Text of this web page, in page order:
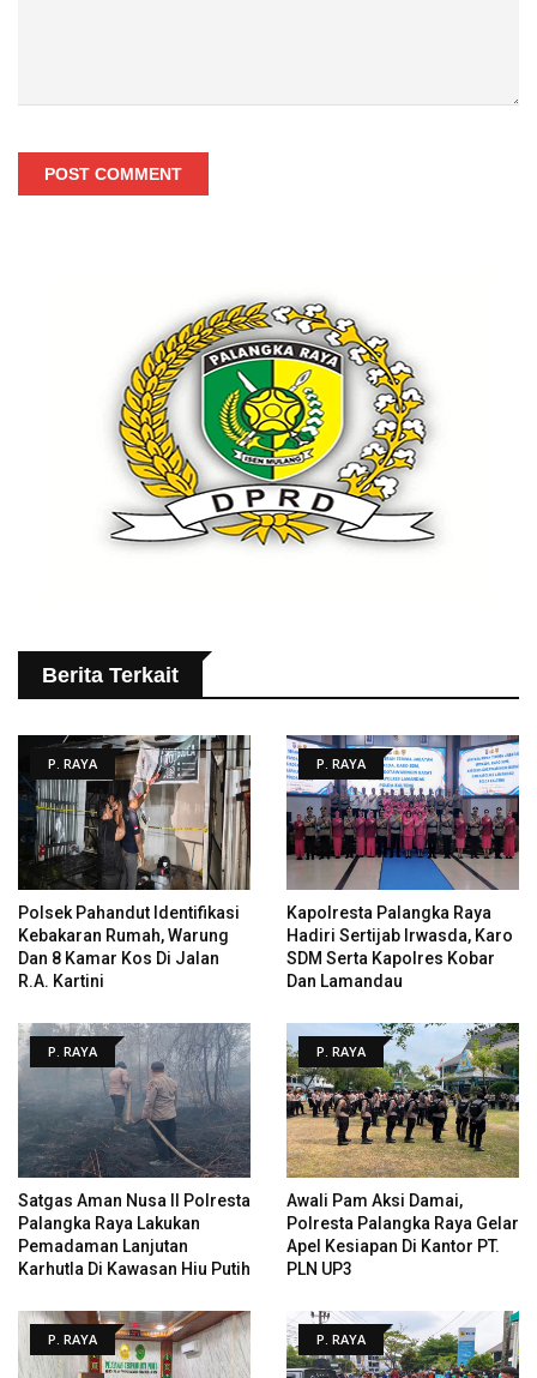
POST COMMENT
Berita Terkait
P. RAYA
Polsek Pahandut Identifikasi
Kebakaran Rumah, Warung
Dan 8 Kamar Kos Di Jalan
R.A. Kartini
P. RAYA
Kapolresta Palangka Raya
Hadiri Sertijab Irwasda, Karo
SDM Serta Kapolres Kobar
Dan Lamandau
P. RAYA
Satgas Aman Nusa II Polresta
Palangka Raya Lakukan
Pemadaman Lanjutan
Karhutla Di Kawasan Hiu Putih
P. RAYA
Awali Pam Aksi Damai,
Polresta Palangka Raya Gelar
Apel Kesiapan Di Kantor PT.
PLN UP3
P. RAYA P. RAYA